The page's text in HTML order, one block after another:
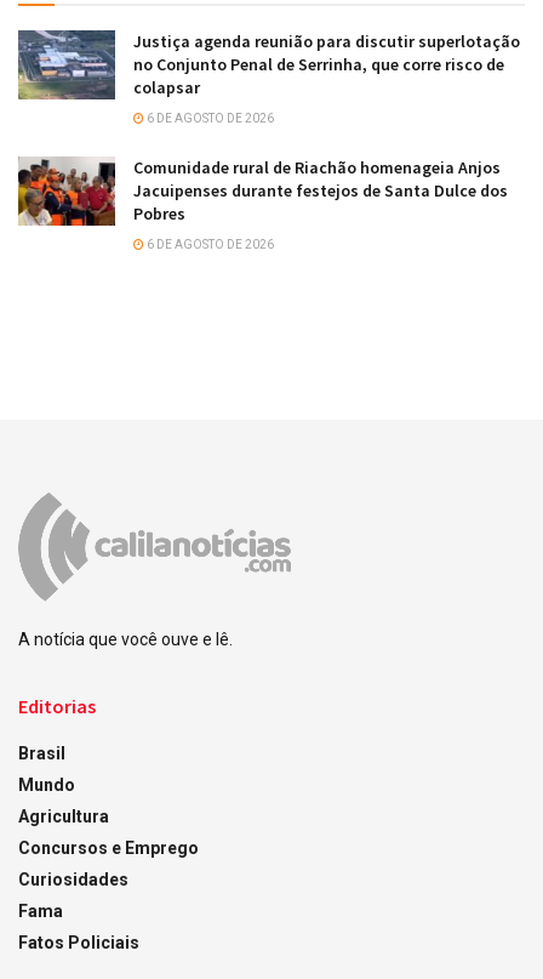
Justiça agenda reunião para discutir superlotação
no Conjunto Penal de Serrinha, que corre risco de
colapsar
6 DE AGOSTO DE 2026
Comunidade rural de Riachão homenageia Anjos
Jacuipenses durante festejos de Santa Dulce dos
Pobres
6 DE AGOSTO DE 2026
A notícia que você ouve e lê.
Editorias
Brasil
Mundo
Agricultura
Concursos e Emprego
Curiosidades
Fama
Fatos Policiais